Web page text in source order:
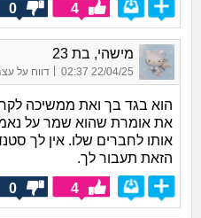
4
0
מישהי, בת 23
22/04/25 02:37 דווח על
הוא בגד בך ואת ממשיכה
את אומרת שהוא שמר על
אותו לחברים שלו. אין לך
הזאת תעבור לך.
4
0